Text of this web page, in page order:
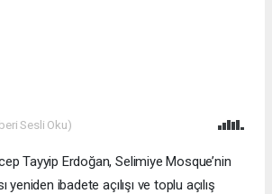
Sesli Oku)
Tayyip Erdoğan, Selimiye Mosque’nin
ibadete açılışı ve toplu açılış